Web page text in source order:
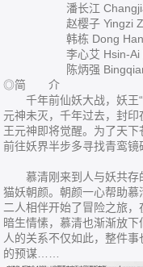
潘长江
赵樱子 Yingzi
韩栋 Dong Han
李心艾 Hsin-Ai
陈炳强 Bingqiang
◎简 介
千年前仙妖大战，妖王“
元神未灭，千年过去，封印
王元神即将觉醒。为了天
前往妖界半步多寻找青鸾镜
慕清刚来到人与妖共存
猫妖朝颜。朝颜一心帮助慕
二人相伴开始了冒险之旅
暗生情愫，慕清也渐渐放
人的关系不仅如此，整件
的预谋……